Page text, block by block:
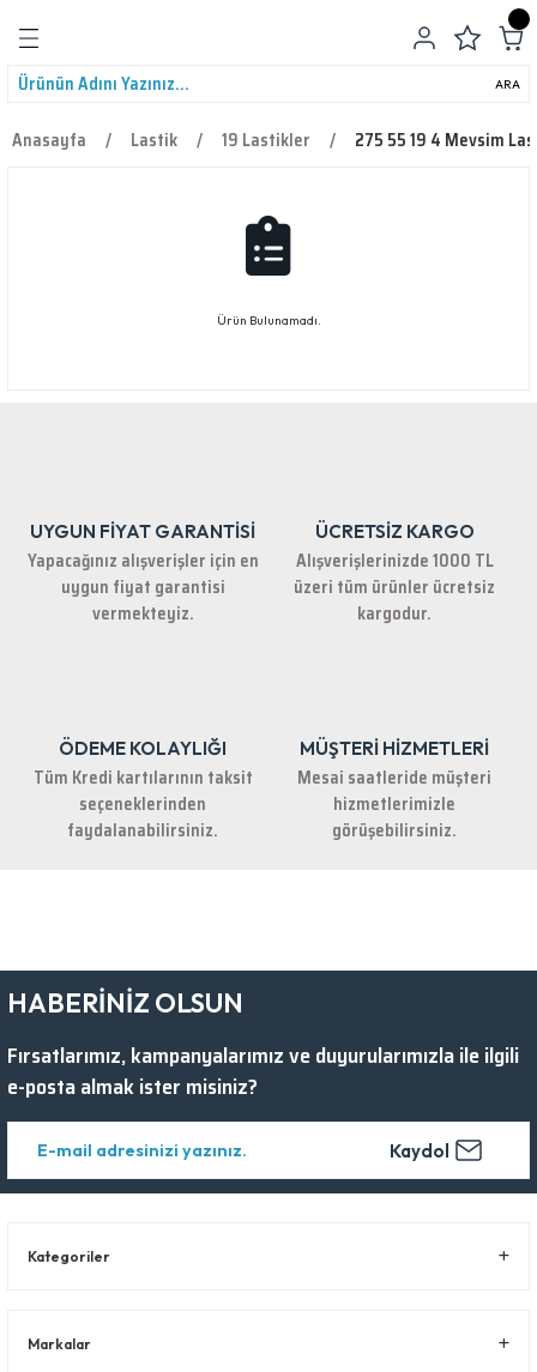
ARA
Anasayfa Lastik 19 Lastikler 275 55 19 4 Mevsim
Ürün Bulunamadı.
UYGUN FİYAT GARANTİSİ
Yapacağınız alışverişler için en
uygun fiyat garantisi
vermekteyiz.
ÜCRETSİZ KARGO
Alışverişlerinizde 1000 TL
üzeri tüm ürünler ücretsiz
kargodur.
ÖDEME KOLAYLIĞI
Tüm Kredi kartılarının taksit
seçeneklerinden
faydalanabilirsiniz.
MÜŞTERİ HİZMETLERİ
Mesai saatleride müşteri
hizmetlerimizle
görüşebilirsiniz.
HABERİNİZ OLSUN
Fırsatlarımız, kampanyalarımız ve duyurularımızla ile ilgili
e-posta almak ister misiniz?
Kaydol
Kategoriler
Markalar